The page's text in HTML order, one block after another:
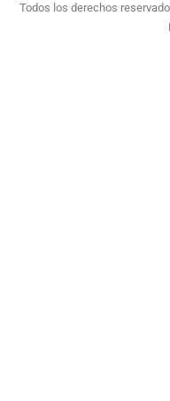
Todos los derechos